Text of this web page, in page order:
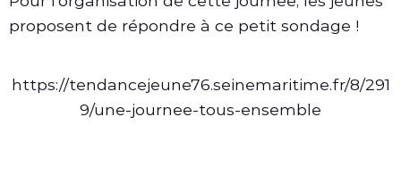
proposent de répondre à ce petit sondage !
https://tendancejeune76.seinemaritime.fr/8/291
9/une-journee-tous-ensemble